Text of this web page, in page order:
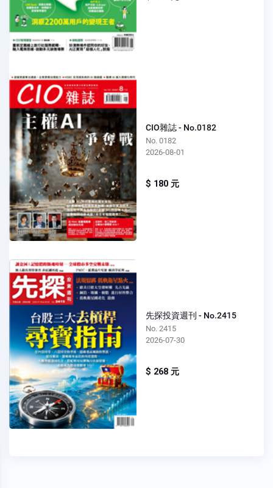
CIO雜誌 - No.0182
No. 0182
2026-08-01
$ 180 元
先探投資週刊 - No.2415
No. 2415
2026-07-30
$ 268 元